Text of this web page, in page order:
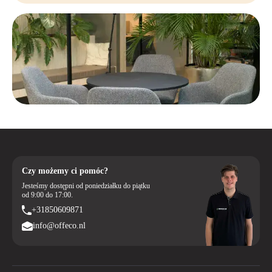
Czy możemy ci pomóc?
Jesteśmy dostępni od poniedziałku do piątku
od 9:00 do 17:00.
+31850609871
info@offeco.nl